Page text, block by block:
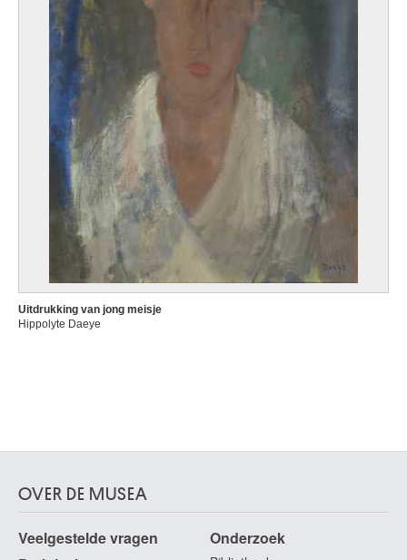
Uitdrukking van jong meisje
Hippolyte Daeye
OVER DE MUSEA
Veelgestelde vragen
Onderzoek